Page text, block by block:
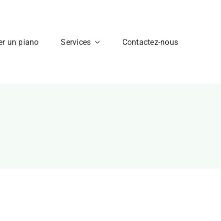
un piano Services Contactez-nous